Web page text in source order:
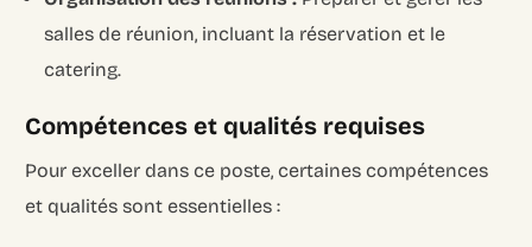
salles de réunion, incluant la réservation et le
catering.
Compétences et qualités requises
Pour exceller dans ce poste, certaines compétences
et qualités sont essentielles :